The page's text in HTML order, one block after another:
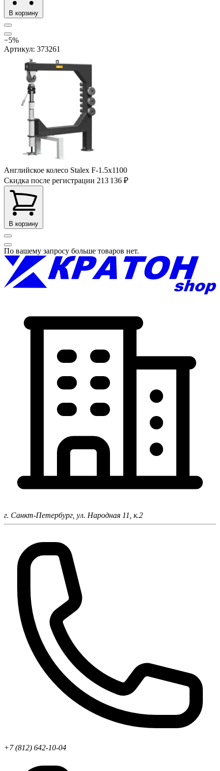
В корзину
−5%
Артикул: 373261
Английское колесо Stalex F-1.5х1100
Скидка после регистрации 213 136 ₽
В корзину
По вашему запросу больше товаров нет.
г. Санкт-Петербург, ул. Народная 11, к.2
+7 (812) 642-10-04